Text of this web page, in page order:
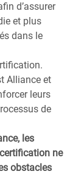
d’assurer
et plus
dans le
Alliance et
leurs
de
les
ne
obstacles